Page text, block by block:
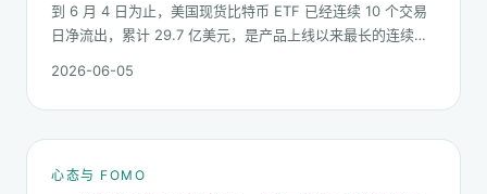
到 6 月 4 日为止，美国现货比特币 ETF 已经连续 10 个交易
日净流出，累计 29.7 亿美元，是产品上线以来最长的连续流
2026-06-05
心态与 FOMO